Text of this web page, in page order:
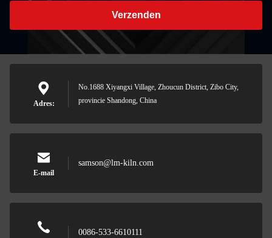
Verzenden
Adres:
No.1688 Xiyangxi Village, Zhoucun District, Zibo City,
provincie Shandong, China
E-mail
samson@lm-kiln.com
0086-533-6610111